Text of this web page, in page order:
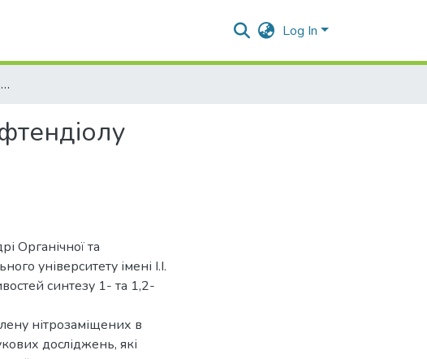
Log In
Синтез і властивості нітропохідних 1,2- аценафтендіолу
Органічної та
університету імені І.І.
синтезу 1- та 1,2-
нітрозаміщених в
досліджень, які